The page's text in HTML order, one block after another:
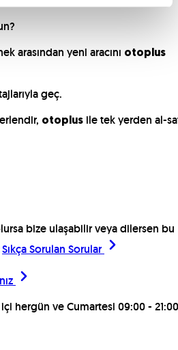
arasından yeni aracını otoplus
geç.
otoplus ile tek yerden al-
bize ulaşabilir veya dilersen bu
Sıkça Sorulan Sorular
hergün ve Cumartesi 09:00 - 21:00